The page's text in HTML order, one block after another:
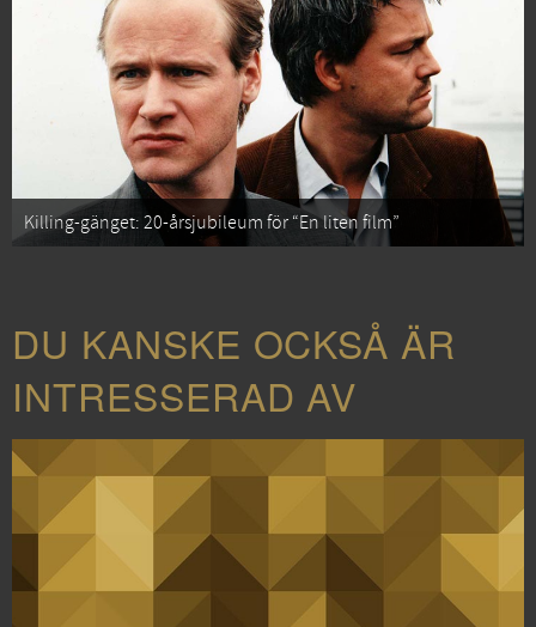
Killing-gänget: 20-årsjubileum för “En liten film”
DU KANSKE OCKSÅ ÄR
INTRESSERAD AV